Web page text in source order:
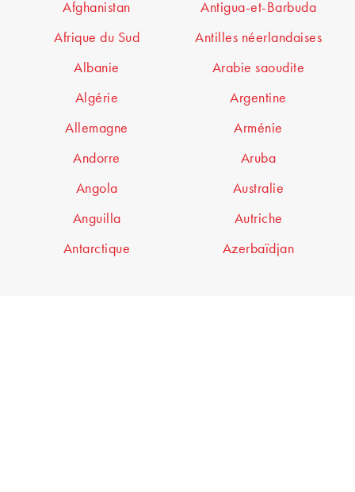
Afghanistan
Afrique du Sud
Albanie
Algérie
Allemagne
Andorre
Angola
Anguilla
Antarctique
Antigua-et-Barbuda
Antilles néerlandaises
Arabie saoudite
Argentine
Arménie
Aruba
Australie
Autriche
Azerbaïdjan